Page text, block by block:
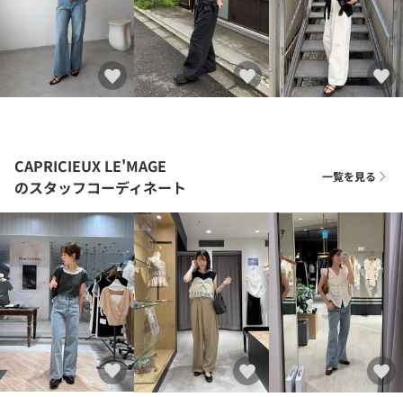
CAPRICIEUX LE'MAGE
のスタッフコーディネート
一覧を見る